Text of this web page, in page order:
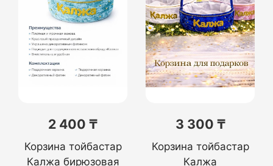
2 400 ₸
Корзина тойбастар
Калжа бирюзовая
3 300 ₸
Корзина тойбастар
Калжа